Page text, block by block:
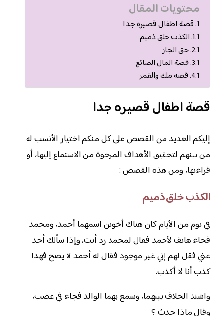
محتويات المقال
قصة اطفال قصيره جدا
الكذب خلق ذميم
حق الجار
قصة المال الضائع
قصة ملك والقمر
قصة اطفال قصيره جدا
إليكم العديد من القصص على كل منكم اختيار الأنسب له
من بينهم لتحقيق الأهداف المرجوة من الاستماع إليها، أو
قراءتها، ومن هذه القصص :
الكذب خلق ذميم
في يوم من الأيام كان هناك أخوين اسمهما أحمد، ومحمد
فجاء هاتف لأحمد فقال لمحمد رد أنت، وإذا سألك أحد
عني فقل لهم إني غير موجود فقال له أحمد لا يصح فهذا
كذب أنا لا أكذب.
واشتد الخلاف بينهما، وسمع بهما الوالد فجاء في غضب،
وقال ماذا حدث ؟